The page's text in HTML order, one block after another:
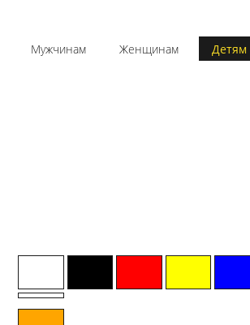
Мужчинам Женщинам Детям